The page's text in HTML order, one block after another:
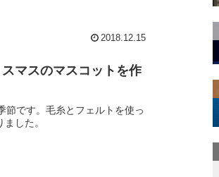
2018.12.15
マスのマスコットを作
節です。毛糸とフェルトを使っ
した。